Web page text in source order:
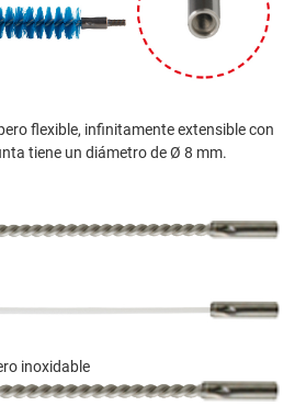
flexible, infinitamente extensible con
tiene un diámetro de Ø 8 mm.
inoxidable